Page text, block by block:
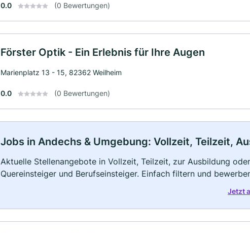
0.0 (0 Bewertungen)
Förster Optik - Ein Erlebnis für Ihre Augen
Marienplatz 13 - 15, 82362 Weilheim
0.0 (0 Bewertungen)
Jobs in Andechs & Umgebung: Vollzeit, Teilzeit,
Aktuelle Stellenangebote in Vollzeit, Teilzeit, zur Ausbildung
Quereinsteiger und Berufseinsteiger. Einfach filtern und
Jetzt